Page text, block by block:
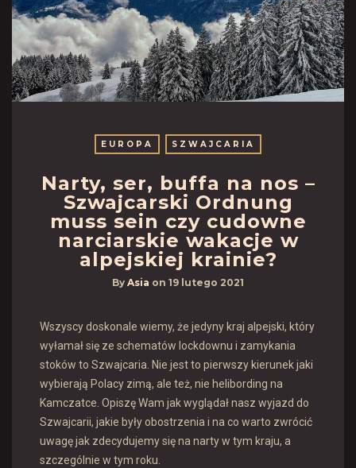
EUROPA SZWAJCARIA
Narty, ser, buffa na nos –
Szwajcarski Ordnung
muss sein czy cudowne
narciarskie wakacje w
alpejskiej krainie?
By Asia on 19 lutego 2021
Wszyscy doskonale wiemy, że jedyny kraj alpejski, który
wyłamał się ze schematów lockdownu i zamykania
stoków to Szwajcaria. Nie jest to pierwszy kierunek jaki
wybierają Polacy zimą, ale też, nie helibording na
Kamczatce. Opiszę Wam jak wyglądał nasz wyjazd do
Szwajcarii, jakie były obostrzenia i na co warto zwrócić
uwagę jak zdecydujemy się na narty w tym kraju, a
szczególnie w tym roku.